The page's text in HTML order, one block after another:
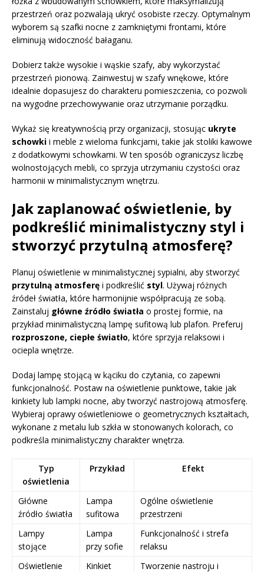
przestrzeń oraz pozwalają ukryć osobiste rzeczy. Optymalnym
wyborem są szafki nocne z zamkniętymi frontami, które
eliminują widoczność bałaganu.
Dobierz także wysokie i wąskie szafy, aby wykorzystać
przestrzeń pionową. Zainwestuj w szafy wnękowe, które
idealnie dopasujesz do charakteru pomieszczenia, co pozwoli
na wygodne przechowywanie oraz utrzymanie porządku.
Wykaż się kreatywnością przy organizacji, stosując ukryte
schowki i meble z wieloma funkcjami, takie jak stoliki kawowe
z dodatkowymi schowkami. W ten sposób ograniczysz liczbę
wolnostojących mebli, co sprzyja utrzymaniu czystości oraz
harmonii w minimalistycznym wnętrzu.
Jak zaplanować oświetlenie, by
podkreślić minimalistyczny styl i
stworzyć przytulną atmosferę?
Planuj oświetlenie w minimalistycznej sypialni, aby stworzyć
przytulną atmosferę i podkreślić styl. Używaj różnych
źródeł światła, które harmonijnie współpracują ze sobą.
Zainstaluj główne źródło światła o prostej formie, na
przykład minimalistyczną lampę sufitową lub plafon. Preferuj
rozproszone, ciepłe światło, które sprzyja relaksowi i
ociepla wnętrze.
Dodaj lampę stojącą w kąciku do czytania, co zapewni
funkcjonalność. Postaw na oświetlenie punktowe, takie jak
kinkiety lub lampki nocne, aby tworzyć nastrojową atmosferę.
Wybieraj oprawy oświetleniowe o geometrycznych kształtach,
wykonane z metalu lub szkła w stonowanych kolorach, co
podkreśla minimalistyczny charakter wnętrza.
Typ
oświetlenia
Przykład Efekt
Główne
źródło światła
Lampa
sufitowa
Ogólne oświetlenie
przestrzeni
Lampy
stojące
Lampa
przy sofie
Funkcjonalność i strefa
relaksu
Oświetlenie
Kinkiet
Tworzenie nastroju i